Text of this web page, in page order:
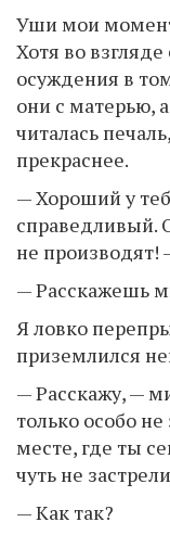
Уши мои
Хотя во
осуждения в
они с матерью, а
читалась
прекраснее.
— Хороший у
справедливый.
не производят!
— Расскажешь
Я ловко
приземлился
— Расскажу, —
только особо
месте, где ты
чуть не
— Как так?